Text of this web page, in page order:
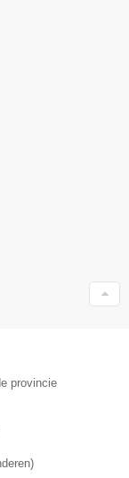
provincie
)